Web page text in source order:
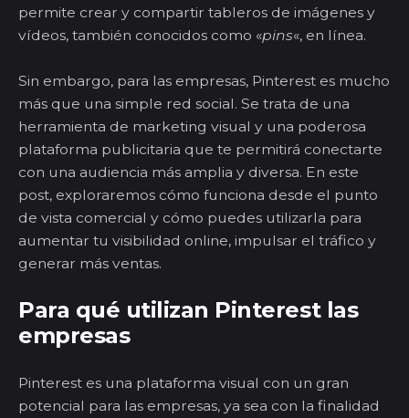
permite crear y compartir tableros de imágenes y
vídeos, también conocidos como «pins«, en línea.
Sin embargo, para las empresas, Pinterest es mucho
más que una simple red social. Se trata de una
herramienta de marketing visual y una poderosa
plataforma publicitaria que te permitirá conectarte
con una audiencia más amplia y diversa. En este
post, exploraremos cómo funciona desde el punto
de vista comercial y cómo puedes utilizarla para
aumentar tu visibilidad online, impulsar el tráfico y
generar más ventas.
Para qué utilizan Pinterest las
empresas
Pinterest es una plataforma visual con un gran
potencial para las empresas, ya sea con la finalidad